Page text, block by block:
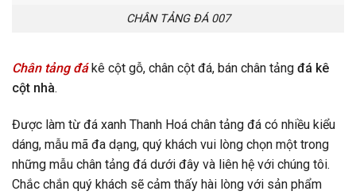
CHÂN TẢNG ĐÁ 007
Chân tảng đákê cột gỗ, chân cột đá, bán chân tảng đá kê
cột nhà.
Được làm từ đá xanh Thanh Hoá chân tảng đá có nhiều kiểu
dáng, mẫu mã đa dạng, quý khách vui lòng chọn một trong
những mẫu chân tảng đá dưới đây và liên hệ với chúng tôi.
Chắc chắn quý khách sẽ cảm thấy hài lòng với sản phẩm